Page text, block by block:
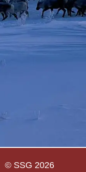
© SSG 2026